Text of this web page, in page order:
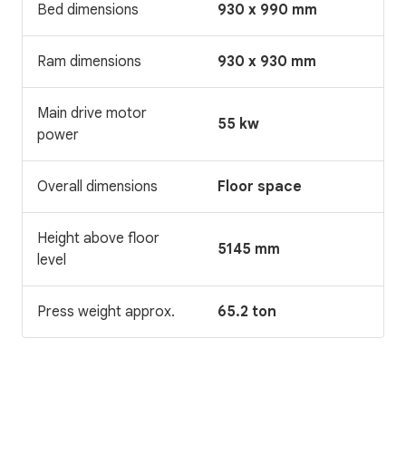
Bed dimensions 930 x 990 mm
Ram dimensions 930 x 930 mm
Main drive motor
power
55 kw
Overall dimensions Floor space
Height above floor
level
5145 mm
Press weight approx. 65.2 ton